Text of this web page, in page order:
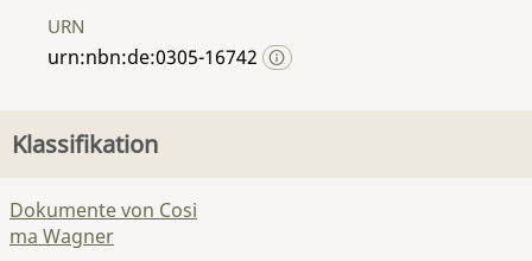
URN
urn:nbn:de:0305-16742
Klassifikation
Dokumente von Cosi
ma Wagner